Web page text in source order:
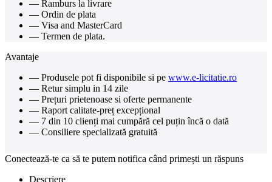
— Ramburs la livrare
— Ordin de plata
— Visa and MasterCard
— Termen de plata.
Avantaje
— Produsele pot fi disponibile si pe www.e-licitatie.ro
— Retur simplu in 14 zile
— Prețuri prietenoase si oferte permanente
— Raport calitate-preț excepțional
— 7 din 10 clienți mai cumpără cel puțin încă o dată
— Consiliere specializată gratuită
Conectează-te ca să te putem notifica când primești un răspuns
Descriere